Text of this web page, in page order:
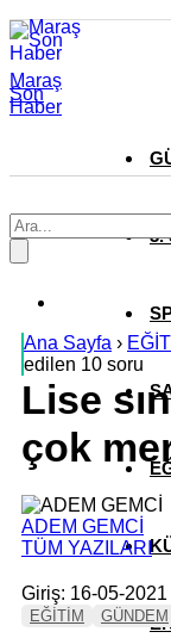
Maraş
Son
Haber
3.
Ana Sayfa ›
edilen 10 soru
Lise
çok
ADEM GEMCİ
TÜM YAZILARI
Giriş: 16-05-2021
EĞİTİM GÜNDEM